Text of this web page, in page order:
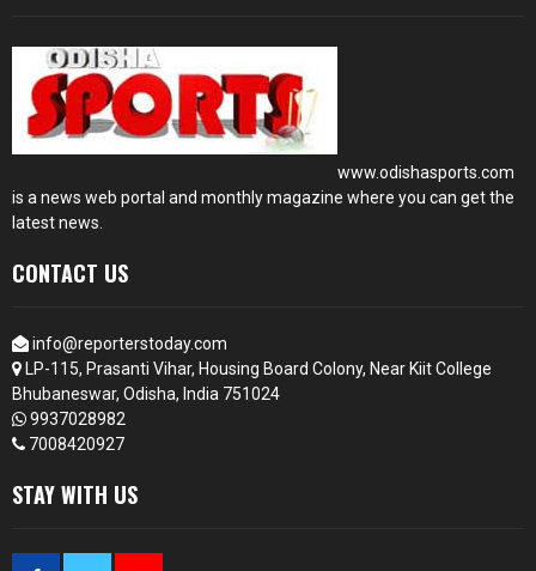
www.odishasports.com
is a news web portal and monthly magazine where you can get the
latest news.
CONTACT US
info@reporterstoday.com
LP-115, Prasanti Vihar, Housing Board Colony, Near Kiit College
Bhubaneswar, Odisha, India 751024
9937028982
7008420927
STAY WITH US